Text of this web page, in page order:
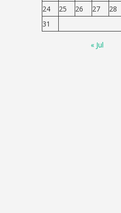
24
25 26 27 28
31
« Jul